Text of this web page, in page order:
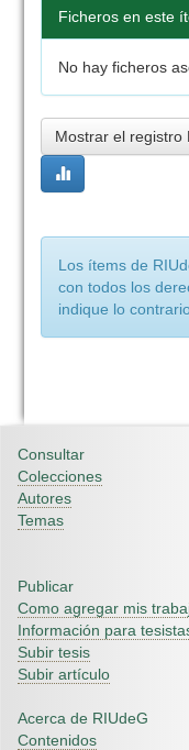
Ficheros en este
No hay ficheros
Mostrar el registro
Los ítems de
con todos los
indique lo
Consultar
Colecciones
Autores
Temas
Publicar
Como agregar mis
Información para
Subir tesis
Subir artículo
Acerca de RIUdeG
Contenidos